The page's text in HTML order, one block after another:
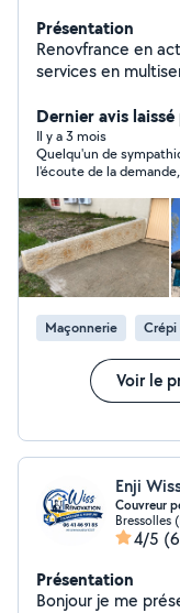
Présentation
Renovfrance en
services en
Dernier avis
Il y a 3 mois
Quelqu'un de sympathique, expliquant bien son
l'écoute de la demande,
Maçonnerie Crépi
Voir le
Enji
Couvreur
Bressolles
4/5
Présentation
Bonjour je me